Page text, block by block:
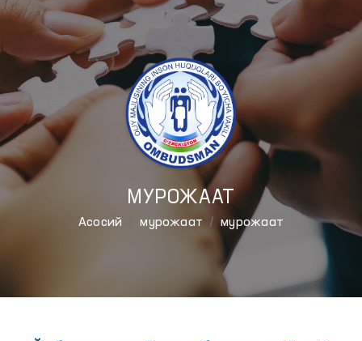
МУРОЖААТ
Aсосий мурожаат мурожаат